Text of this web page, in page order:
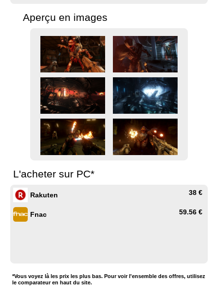
Aperçu en images
L'acheter sur PC*
Rakuten 38 €
Fnac 59.56 €
*Vous voyez là les prix les plus bas. Pour voir l'ensemble des offres, utilisez
le comparateur en haut du site.